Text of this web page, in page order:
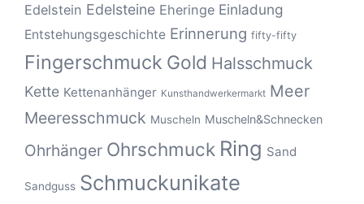
Edelstein Edelsteine Eheringe Einladung
Entstehungsgeschichte Erinnerung fifty-fifty
Fingerschmuck Gold Halsschmuck
Kette Kettenanhänger Kunsthandwerkermarkt Meer
Meeresschmuck Muscheln Muscheln&Schnecken
Ohrhänger Ohrschmuck Ring Sand
Sandguss Schmuckunikate